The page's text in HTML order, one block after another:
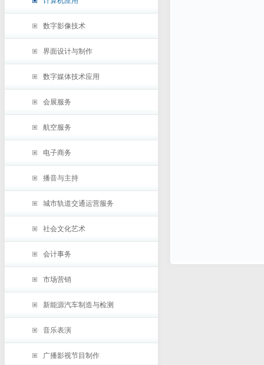
数字影像技术
界面设计与制作
数字媒体技术应用
会展服务
航空服务
电子商务
播音与主持
城市轨道交通运营服务
社会文化艺术
会计事务
市场营销
新能源汽车制造与检测
音乐表演
广播影视节目制作